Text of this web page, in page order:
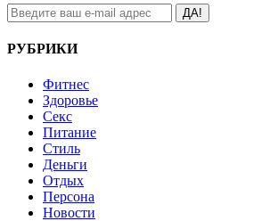
ДА!
РУБРИКИ
Фитнес
Здоровье
Секс
Питание
Стиль
Деньги
Отдых
Персона
Новости